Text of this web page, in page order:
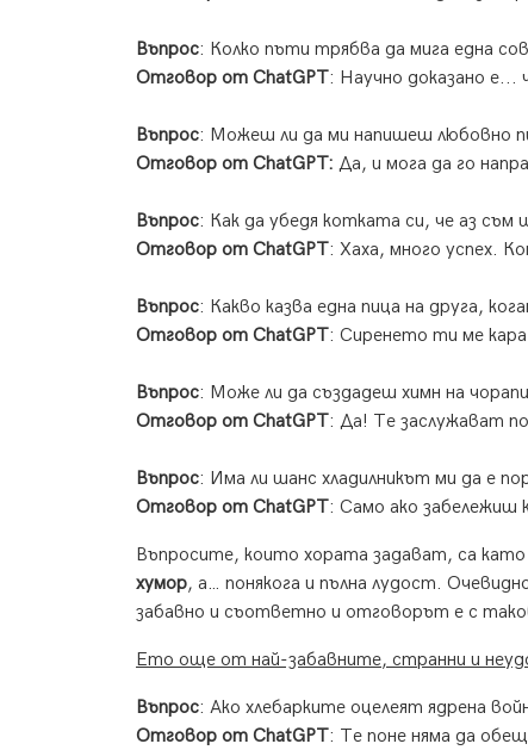
Въпрос: Колко пъти трябва да мига една
Отговор от ChatGPT: Научно доказано е...
Въпрос: Можеш ли да ми напишеш любовно
Отговор от ChatGPT: Да, и мога да го
Въпрос: Как да убедя котката си, че аз
Отговор от ChatGPT: Хаха, много успех.
Въпрос: Какво казва една пица на друга,
Отговор от ChatGPT: Сиренето ти ме
Въпрос: Може ли да създадеш химн на
Отговор от ChatGPT: Да! Те заслужават
Въпрос: Има ли шанс хладилникът ми да е
Отговор от ChatGPT: Само ако забележиш
Въпросите, които хората задават, са като
хумор, а… понякога и пълна лудост.
забавно и съответно и отговорът е с
Ето още от най-забавните, странни и
Въпрос: Ако хлебарките оцелеят ядрена
Отговор от ChatGPT: Те поне няма да